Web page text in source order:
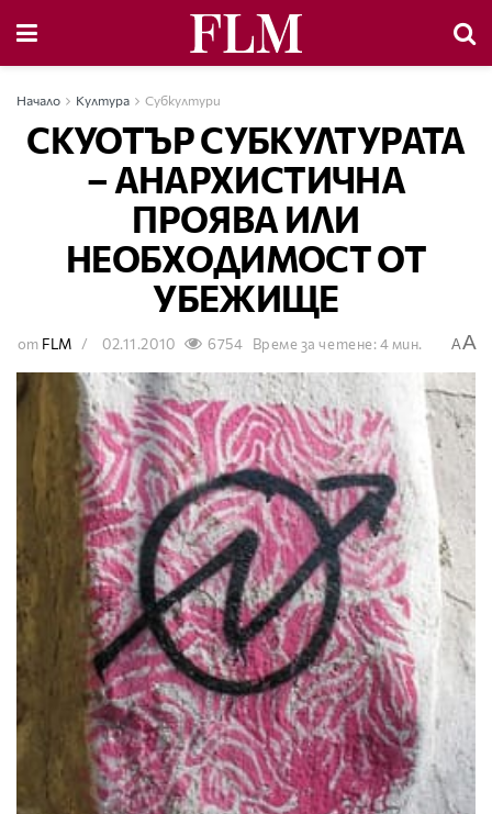
Начало Култура Субкултури
СКУОТЪР СУБКУЛТУРАТА
– АНАРХИСТИЧНА
ПРОЯВА ИЛИ
НЕОБХОДИМОСТ ОТ
УБЕЖИЩЕ
от FLM 02.11.2010 6754 Време за четене: 4 мин. AA